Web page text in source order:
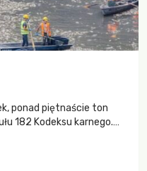
ponad piętnaście ton
182 Kodeksu karnego.
śmierci rzeki.